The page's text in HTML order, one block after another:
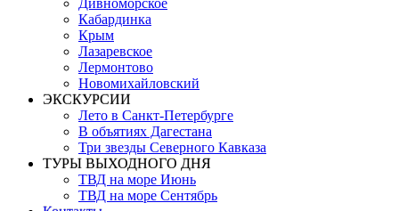
Дивноморское
Кабардинка
Крым
Лазаревское
Лермонтово
Новомихайловский
ЭКСКУРСИИ
Лето в Санкт-Петербурге
В объятиях Дагестана
Три звезды Северного Кавказа
ТУРЫ ВЫХОДНОГО ДНЯ
ТВД на море Июнь
ТВД на море Сентябрь